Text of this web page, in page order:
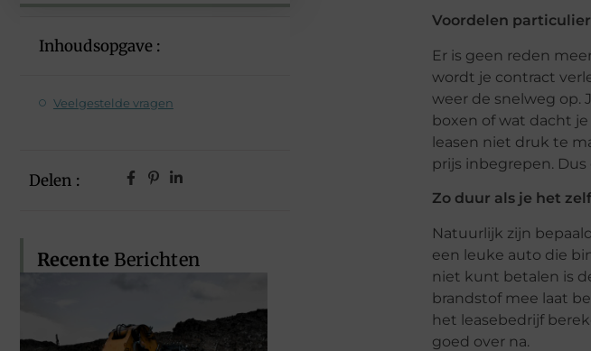
Inhoudsopgave :
Veelgestelde vragen
Delen :
Recente Berichten
Voordelen
Er is geen reden
wordt je contract
weer de snelweg op.
boxen of wat dacht
leasen niet druk te
prijs inbegrepen.
Zo duur als je het
Natuurlijk zijn
een leuke auto die
niet kunt betalen is
brandstof mee laat
het leasebedrijf
goed over na.